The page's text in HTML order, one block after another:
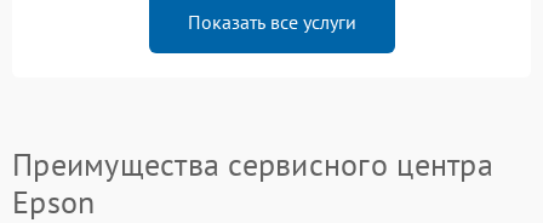
Показать все услуги
Преимущества сервисного центра
Epson